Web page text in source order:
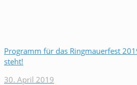
Programm für das Ringmauerfest
steht!
30. April 2019